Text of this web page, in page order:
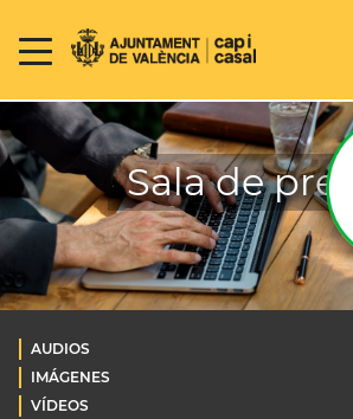
Sala de
AUDIOS
IMÁGENES
VÍDEOS